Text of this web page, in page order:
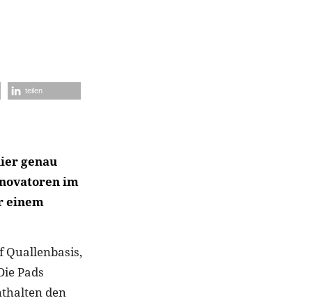
teilen
genau
im
einem
Quallenbasis,
Pads
den